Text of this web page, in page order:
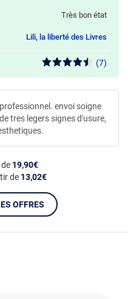
Très bon état
Lili, la liberté des Livres
(7)
19,90€
de 13,02€
OFFRES
envoi soigne
tres legers signes d'usure,